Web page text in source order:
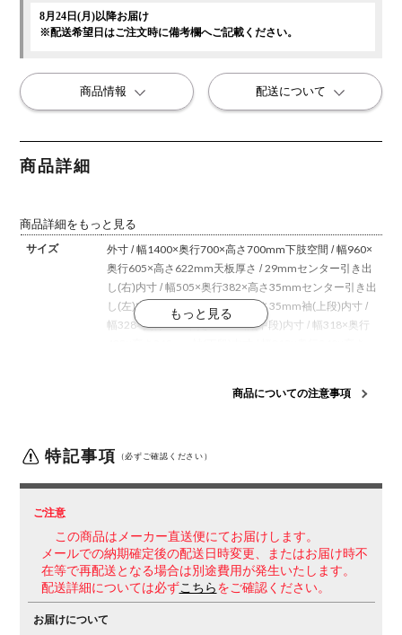
商品詳細
商品詳細をもっと見る
サイズ
外寸 / 幅1400×奥行700×高さ700mm下肢空間 / 幅960×
奥行605×高さ622mm天板厚さ / 29mmセンター引き出
し(右)内寸 / 幅505×奥行382×高さ35mmセンター引き出
し(左)内寸 / 幅355×奥行382×高さ35mm袖(上段)内寸 /
幅328×奥行435×高さ59mm袖(中段)内寸 / 幅318×奥行
板天板(芯材) / スチール天板(エッジ(サイド))・鏡板 /
生産国 日本
梱包数 4箱
組み立て 現地組立品※お客様組み立て不要(現地にて業者が組み
立て作業を行います)
商品についての注意事項
特記事項 （必ずご確認ください）
ご注意
この商品はメーカー直送便にてお届けします。
メールでの納期確定後の配送日時変更、またはお届け時不
在等で再配送となる場合は別途費用が発生いたします。
配送詳細については必ずこちら をご確認ください。
お届けについて
8月24日(月)以降お届け
※配送希望日はご注文時に備考欄へご記載ください。
商品情報 配送について